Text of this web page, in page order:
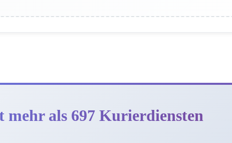
mehr als 697 Kurierdiensten